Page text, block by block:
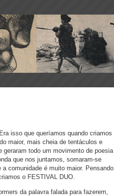
isso que queríamos quando criamos
maior, mais cheia de tentáculos e
geraram todo um movimento de poesia
que nos juntamos, somaram-se
comunidade é muito maior. Pensando
o FESTIVAL DUO.
da palavra falada para fazerem,